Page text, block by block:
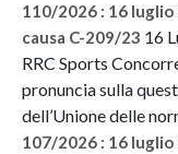
110/2026 : 16
causa C-209/23 16
RRC Sports
pronuncia sulla
dell’Unione delle
107/2026 : 16